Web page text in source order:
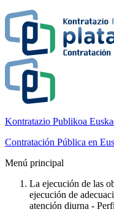
Kontratazio Publikoa
Contratación Pública en
Menú principal
La ejecución de las
ejecución de
atención diurna -